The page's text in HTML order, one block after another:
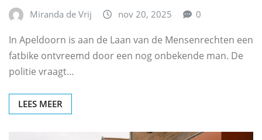
Miranda de Vrij nov 20, 2025 0
In Apeldoorn is aan de Laan van de Mensenrechten een
fatbike ontvreemd door een nog onbekende man. De
politie vraagt…
LEES MEER